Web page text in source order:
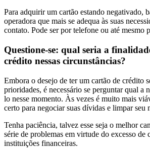
Para adquirir um cartão estando negativado,
operadora que mais se adequa às suas
contato. Pode ser por telefone ou até mesmo
Questione-se: qual seria a
crédito nessas circunstâncias?
Embora o desejo de ter um cartão de crédito
prioridades, é necessário se perguntar qual a
lo nesse momento. Às vezes é muito mais
certo para negociar suas dívidas e limpar seu
Tenha paciência, talvez esse seja o melhor
série de problemas em virtude do excesso de
instituições financeiras.